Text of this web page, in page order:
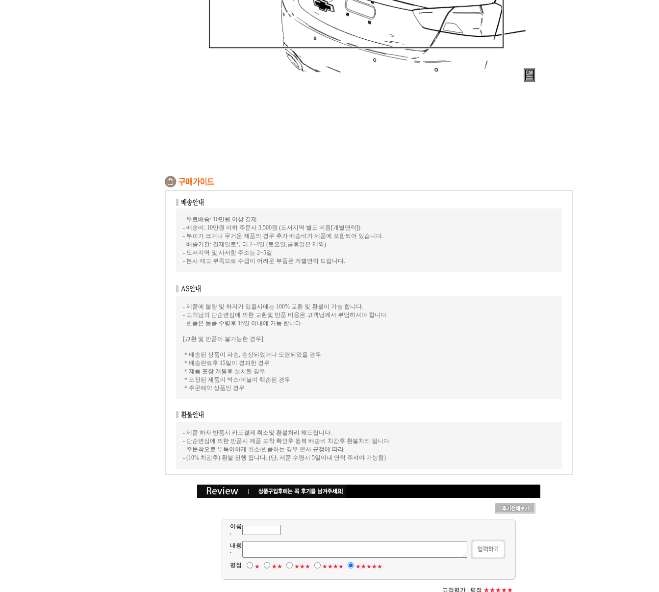
- 무료배송: 10만원 이상 결제
- 배송비: 10만원 이하 주문시 3,500원 (도서지역 별도 비용[개별연락])
- 부피가 크거나 무거운 제품의 경우 추가 배송비가 제품에 포함되어 있습니다.
- 배송기간: 결제일로부터 2~4일 (토요일,공휴일은 제외)
- 도서지역 및 사서함 주소는 2~5일
- 본사 재고 부족으로 수급이 어려운 부품은 개별연락 드립니다.
- 제품에 불량 및 하자가 있을시에는 100% 교환 및 환불이 가능 합니다.
- 고객님의 단순변심에 의한 교환및 반품 비용은 고객님께서 부담하셔야 합니다.
- 반품은 물품 수령후 15일 이내에 가능 합니다.
[교환 및 반품이 불가능한 경우]
＊배송된 상품이 파손, 손상되었거나 오염되었을 경우
＊배송완료후 15일이 경과한 경우
＊제품 포장 개봉후 설치된 경우
＊포장된 제품의 박스/비닐이 훼손된 경우
＊주문예약 상품인 경우
- 제품 하자 반품시 카드결제 취소및 환불처리 해드립니다.
- 단순변심에 의한 반품시 제품 도착 확인후 왕복 배송비 차감후 환불처리 됩니다.
- 주문착오로 부득이하게 취소/반품하는 경우 본사 규정에 따라
- (10% 차감후) 환불 진행 됩니다. (단, 제품 수령시 5일이내 연락 주셔야 가능함)
이름
:
내용
:
평점
★ ★★ ★★★ ★★★★ ★★★★★
고객평가 : 평점 ★★★★★